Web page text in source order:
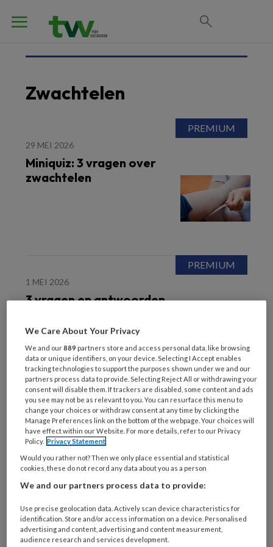
Zwachtelen
29 MEI 2026
Miniquiz: 3 vragen over
zwachtelen
1 MEI 2026
3 vragen en antwoorden
Index (EAI)
12 NOVEMBER 2025
Zwachtelen met korte
rek: aandachtspunten en
tips
We Care About Your Privacy
We and our889 partners store and access personal data, like browsing
data or unique identifiers, on your device. Selecting I Accept enables
tracking technologies to support the purposes shown under we and our
partners process data to provide. Selecting Reject All or withdrawing your
consent will disable them. If trackers are disabled, some content and ads
you see may not be as relevant to you. You can resurface this menu to
change your choices or withdraw consent at any time by clicking the
Manage Preferences link on the bottom of the webpage. Your choices will
have effect within our Website. For more details, refer to our Privacy
Policy. Privacy Statement
Would you rather not? Then we only place essential and statistical
cookies, these do not record any data about you as a person
We and our partners process data to provide:
Use precise geolocation data. Actively scan device characteristics for
identification. Store and/or access information on a device. Personalised
advertising and content, advertising and content measurement,
audience research and services development.